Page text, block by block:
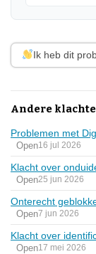
Ik heb dit
Andere
Problemen met
Open16 jul 2026
Klacht over
Open25 jun 2026
Onterecht
Open7 jun 2026
Klacht over
Open17 mei 2026